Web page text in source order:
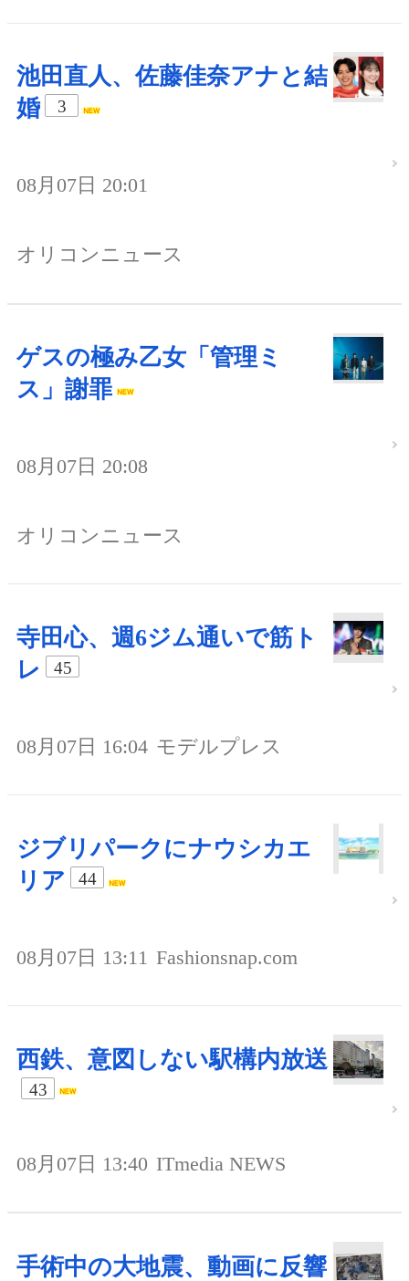
池田直人、佐藤佳奈アナと結
婚
3
08月07日 20:01
オリコンニュース
ゲスの極み乙女「管理ミ
ス」謝罪
08月07日 20:08
オリコンニュース
寺田心、週6ジム通いで筋ト
レ
45
08月07日 16:04 モデルプレス
ジブリパークにナウシカエ
リア
44
08月07日 13:11 Fashionsnap.com
西鉄、意図しない駅構内放送
43
08月07日 13:40 ITmedia NEWS
手術中の大地震、動画に反響